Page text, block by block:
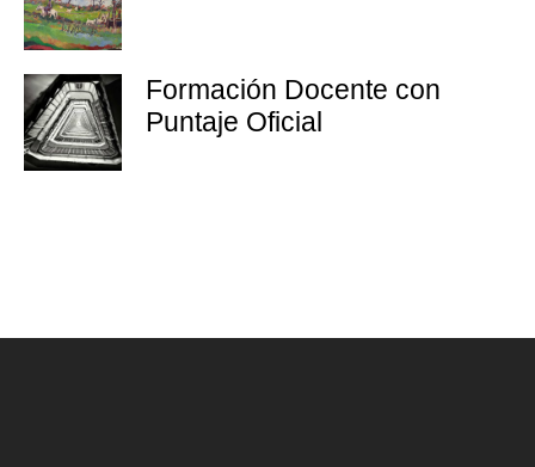
Formación Docente con
Puntaje Oficial